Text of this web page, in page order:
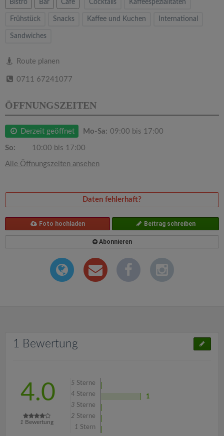
Bistro Bar Cafe Cocktails Kaffeespezialitäten
Frühstück Snacks Kaffee und Kuchen International
Sandwiches
Route planen
0711 67241077
ÖFFNUNGSZEITEN
Derzeit geöffnet Mo-Sa: 09:00 bis 17:00
So: 10:00 bis 17:00
Alle Öffnungszeiten ansehen
Daten fehlerhaft?
Foto hochladen Beitrag schreiben
Abonnieren
1 Bewertung
4.0
1 Bewertung
5 Sterne
4 Sterne
1
3 Sterne
2 Sterne
1 Stern
a
t
i
o